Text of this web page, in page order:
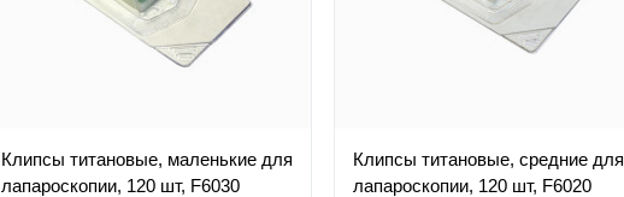
Клипсы титановые, маленькие для
лапароскопии, 120 шт, F6030
Клипсы титановые, средние для
лапароскопии, 120 шт, F6020